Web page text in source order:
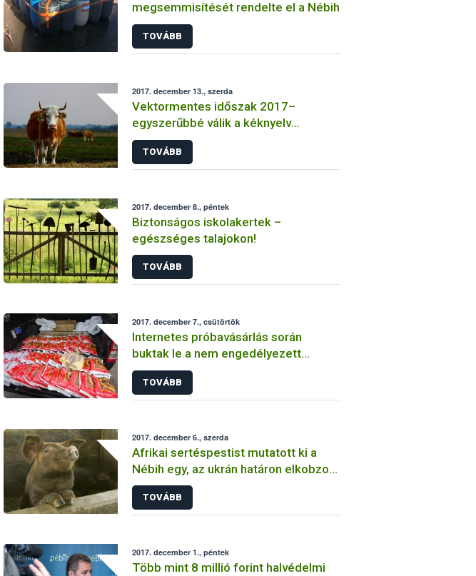
megsemmisítését rendelte el a Nébih
TOVÁBB
2017. december 13., szerda
Vektormentes időszak 2017–
egyszerűbbé válik a kéknyelv
betegségre fogékony állatok
kiszállítása
TOVÁBB
2017. december 8., péntek
Biztonságos iskolakertek –
egészséges talajokon!
TOVÁBB
2017. december 7., csütörtök
Internetes próbavásárlás során
buktak le a nem engedélyezett
növényvédő szereket forgalmazó
magánszemélyek
TOVÁBB
2017. december 6., szerda
Afrikai sertéspestist mutatott ki a
Nébih egy, az ukrán határon elkobzott
sertéshús mintában
TOVÁBB
2017. december 1., péntek
Több mint 8 millió forint halvédelmi